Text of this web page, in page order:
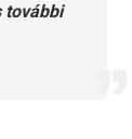
további